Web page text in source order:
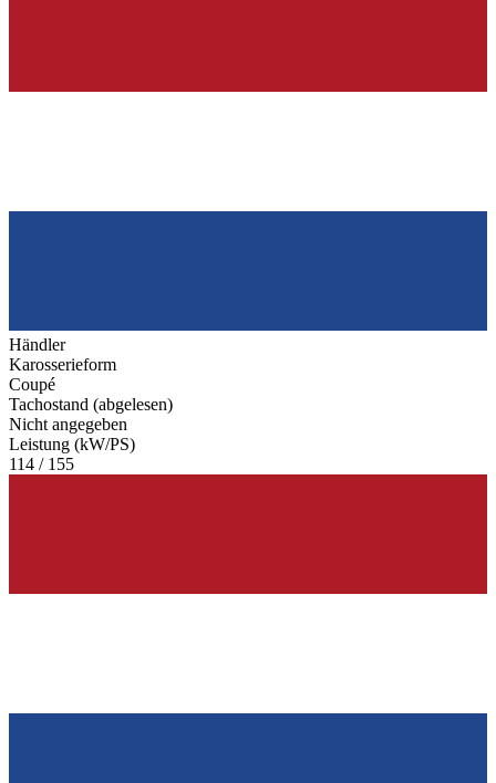
Händler
Karosserieform
Coupé
Tachostand (abgelesen)
Nicht angegeben
Leistung (kW/PS)
114 / 155